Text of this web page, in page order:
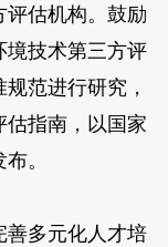
评估机构。鼓励
境技术第三方评
范进行研究，
估指南，以国家
。
多元化人才培